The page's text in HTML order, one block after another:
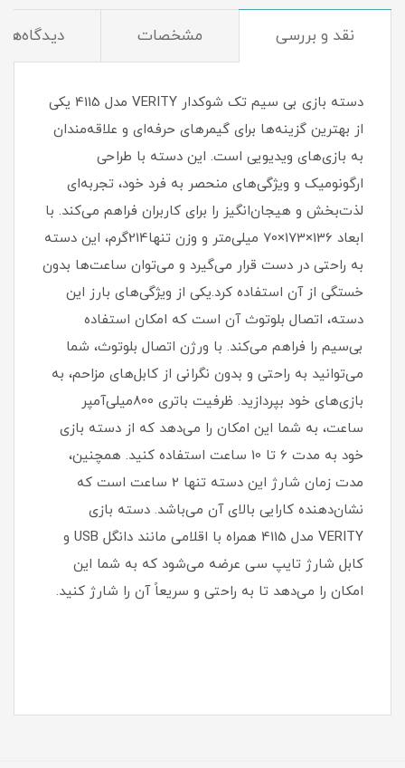
نقد و بررسی مشخصات دیدگاه‌ها
دسته بازی بی سیم تک شوکدار VERITY مدل 4115 یکی
از بهترین گزینه‌ها برای گیمرهای حرفه‌ای و علاقه‌مندان
به بازی‌های ویدیویی است. این دسته با طراحی
ارگونومیک و ویژگی‌های منحصر به فرد خود، تجربه‌ای
لذت‌بخش و هیجان‌انگیز را برای کاربران فراهم می‌کند. با
ابعاد 136×173×70 میلی‌متر و وزن تنها214گرم، این دسته
به راحتی در دست قرار می‌گیرد و می‌توان ساعت‌ها بدون
خستگی از آن استفاده کرد.یکی از ویژگی‌های بارز این
دسته، اتصال بلوتوث آن است که امکان استفاده
بی‌سیم را فراهم می‌کند. با ورژن اتصال بلوتوث، شما
می‌توانید به راحتی و بدون نگرانی از کابل‌های مزاحم، به
بازی‌های خود بپردازید. ظرفیت باتری 800میلی‌آمپر
ساعت، به شما این امکان را می‌دهد که از دسته بازی
خود به مدت 6 تا 10 ساعت استفاده کنید. همچنین،
مدت زمان شارژ این دسته تنها 2 ساعت است که
نشان‌دهنده کارایی بالای آن می‌باشد. دسته بازی
VERITY مدل 4115 همراه با اقلامی مانند دانگل USB و
کابل شارژ تایپ سی عرضه می‌شود که به شما این
امکان را می‌دهد تا به راحتی و سریعاً آن را شارژ کنید.